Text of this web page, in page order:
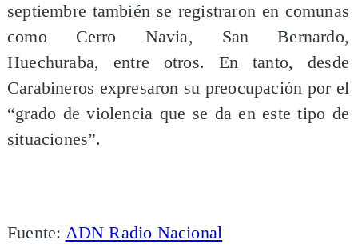
septiembre también se registraron en comunas
como Cerro Navia, San Bernardo,
Huechuraba, entre otros. En tanto, desde
Carabineros expresaron su preocupación por el
“grado de violencia que se da en este tipo de
situaciones”.
Fuente: ADN Radio Nacional